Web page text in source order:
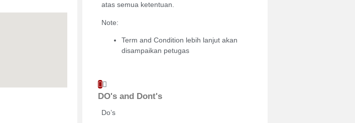
atas semua ketentuan.
Note:
Term and Condition lebih lanjut akan
disampaikan petugas
DO's and Dont's
Do’s